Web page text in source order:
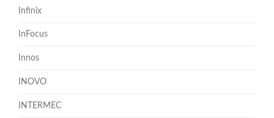
Infinix
InFocus
Innos
INOVO
INTERMEC